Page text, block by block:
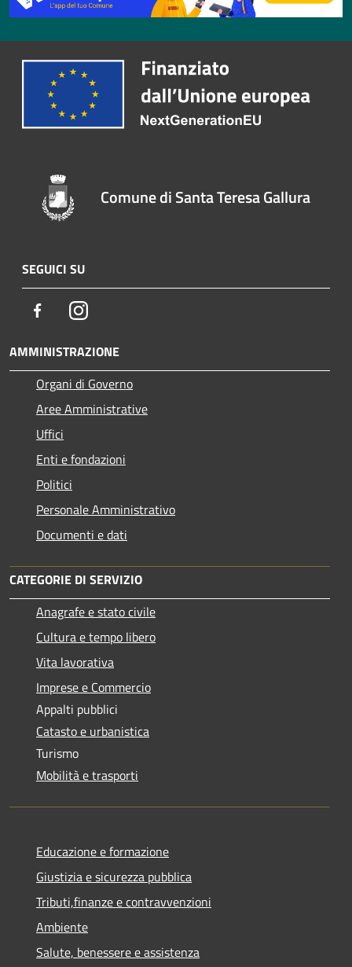
Comune di Santa Teresa Gallura
SEGUICI SU
FacebookInstagram
AMMINISTRAZIONE
Organi di Governo
Aree Amministrative
Uffici
Enti e fondazioni
Politici
Personale Amministrativo
Documenti e dati
CATEGORIE DI SERVIZIO
Anagrafe e stato civile
Cultura e tempo libero
Vita lavorativa
Imprese e Commercio
Appalti pubblici
Catasto e urbanistica
Turismo
Mobilità e trasporti
Educazione e formazione
Giustizia e sicurezza pubblica
Tributi,finanze e contravvenzioni
Ambiente
Salute, benessere e assistenza